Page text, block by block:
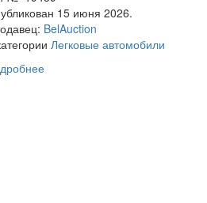
15 июня 2026.
BelAuction
Легковые автомобили